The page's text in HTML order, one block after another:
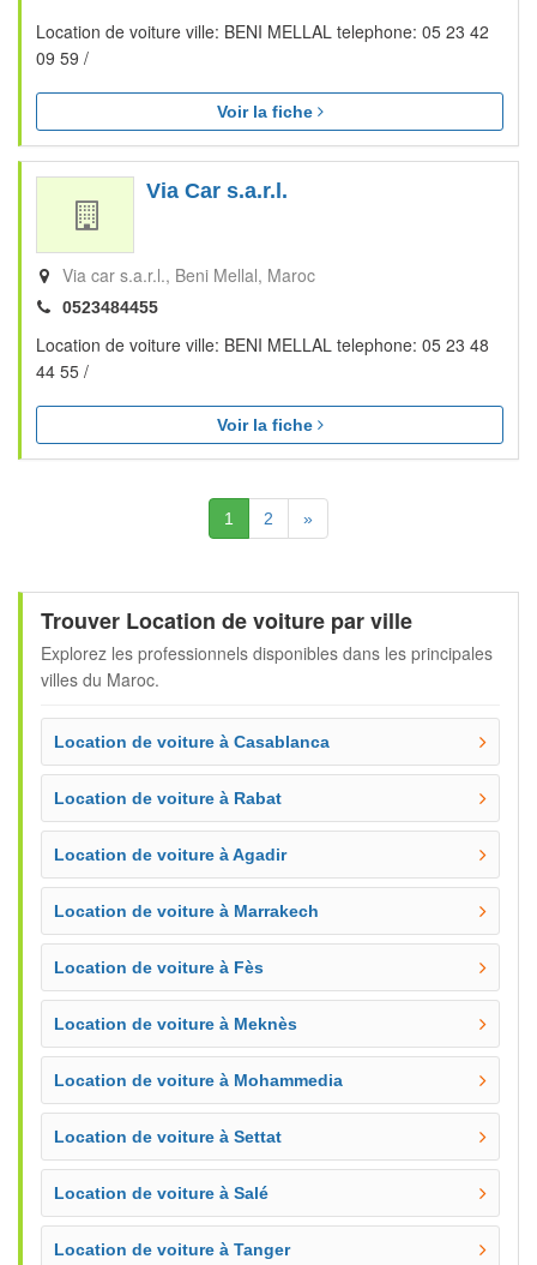
Location de voiture ville: BENI MELLAL telephone: 05 23 42
09 59 /
Voir la fiche
Via Car s.a.r.l.
Via car s.a.r.l. Beni Mellal Maroc
0523484455
Location de voiture ville: BENI MELLAL telephone: 05 23 48
44 55 /
Voir la fiche
1 (Actuelle)
2 »Suivante
Trouver Location de voiture par ville
Explorez les professionnels disponibles dans les principales
villes du Maroc.
Location de voiture à Casablanca
Location de voiture à Rabat
Location de voiture à Agadir
Location de voiture à Marrakech
Location de voiture à Fès
Location de voiture à Meknès
Location de voiture à Mohammedia
Location de voiture à Settat
Location de voiture à Salé
Location de voiture à Tanger